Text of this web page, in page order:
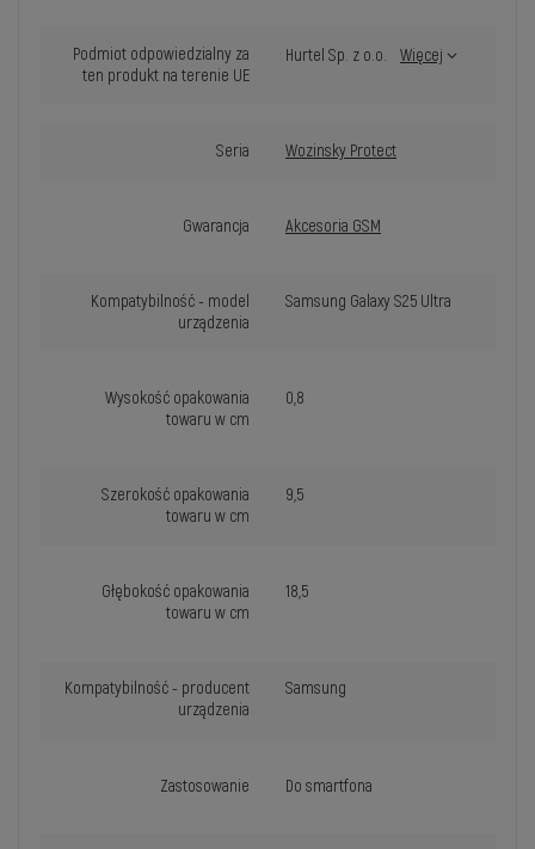
Podmiot odpowiedzialny za
ten produkt na terenie UE
Hurtel Sp. z o.o. Więcej
Seria Wozinsky Protect
Gwarancja Akcesoria GSM
Kompatybilność - model
urządzenia
Samsung Galaxy S25 Ultra
Wysokość opakowania
towaru w cm
0,8
Szerokość opakowania
towaru w cm
9,5
Głębokość opakowania
towaru w cm
18,5
Kompatybilność - producent
urządzenia
Samsung
Zastosowanie Do smartfona